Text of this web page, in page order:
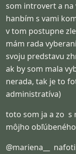
som introvert a na
hanbím s vami
v tom postupne
mám rada
svoju predstavu
ak by som mala
nerada, tak je to
administratíva)
toto som ja a zo  s
môjho
@mariena__